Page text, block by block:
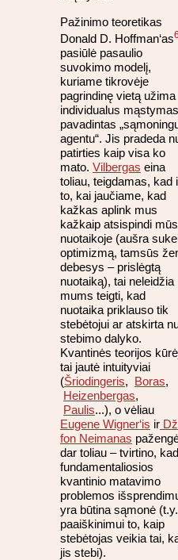
Pažinimo teoretikas
Donald D. Hoffman‘as
pasiūlė pasaulio
suvokimo modelį,
kuriame tikrovėje
pagrindinę vietą užima
individualus
pavadintas
agentu“. Jis pradeda
patirties kaip visa ko
mato. Vilbergas eina
toliau, teigdamas, kad
to, kai jaučiame, kad
kažkas aplink mus
kažkaip atsispindi
nuotaikoje (aušra
optimizmą, tamsūs
debesys – prislėgtą
nuotaiką), tai neleidžia
mums teigti, kad
nuotaika priklauso tik
stebėtojui ar atskirta
stebimo dalyko.
Kvantinės teorijos
tai jautė intuityviai
(Šriodingeris, Boras,
Heizenbergas,
Paulis...), o vėliau
Eugene Wigner‘is ir
fon Neimanas
dar toliau – tvirtino, kad
fundamentaliosios
kvantinio matavimo
problemos
yra būtina sąmonė (t.y.
paaiškinimui to, kaip
stebėtojas veikia tai,
jis stebi).